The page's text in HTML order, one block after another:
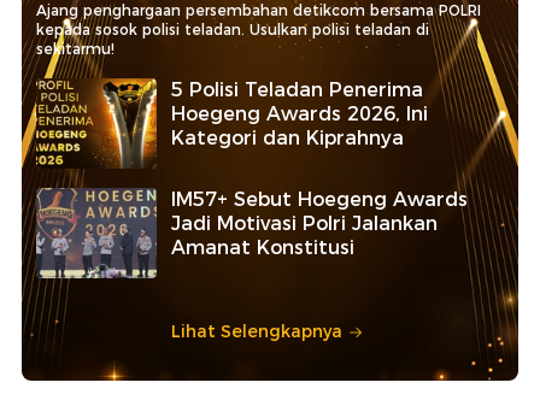
Ajang penghargaan persembahan detikcom bersama POLRI
kepada sosok polisi teladan. Usulkan polisi teladan di
sekitarmu!
5 Polisi Teladan Penerima
Hoegeng Awards 2026, Ini
Kategori dan Kiprahnya
IM57+ Sebut Hoegeng Awards
Jadi Motivasi Polri Jalankan
Amanat Konstitusi
Lihat Selengkapnya